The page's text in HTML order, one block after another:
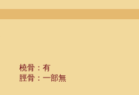
橈骨：有
脛骨：一部無